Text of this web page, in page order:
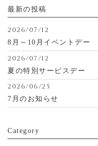
最新の投稿
2026/07/12
8月～10月イベントデー
2026/07/12
夏の特別サービスデー
2026/06/25
7月のお知らせ
Category